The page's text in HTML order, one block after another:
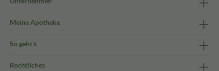
Meine Apotheke
So geht's
Rechtliches